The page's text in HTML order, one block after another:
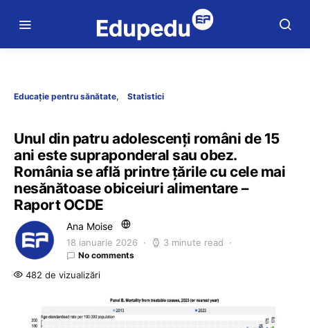
Educație pentru sănătate Statistici
Unul din patru adolescenți români de 15
ani este supraponderal sau obez.
România se află printre țările cu cele mai
nesănătoase obiceiuri alimentare –
Raport OCDE
Ana Moise
18 ianuarie 2026 3 minute read
No comments
482 de vizualizări